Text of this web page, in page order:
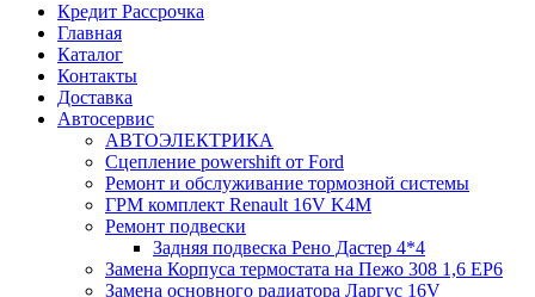
Кредит Рассрочка
Главная
Каталог
Контакты
Доставка
Автосервис
АВТОЭЛЕКТРИКА
Сцепление powershift от Ford
Ремонт и обслуживание тормозной системы
ГРМ комплект Renault 16V K4M
Ремонт подвески
Задняя подвеска Рено Дастер 4*4
Замена Корпуса термостата на Пежо 308 1,6 EP6
Замена основного радиатора Ларгус 16V